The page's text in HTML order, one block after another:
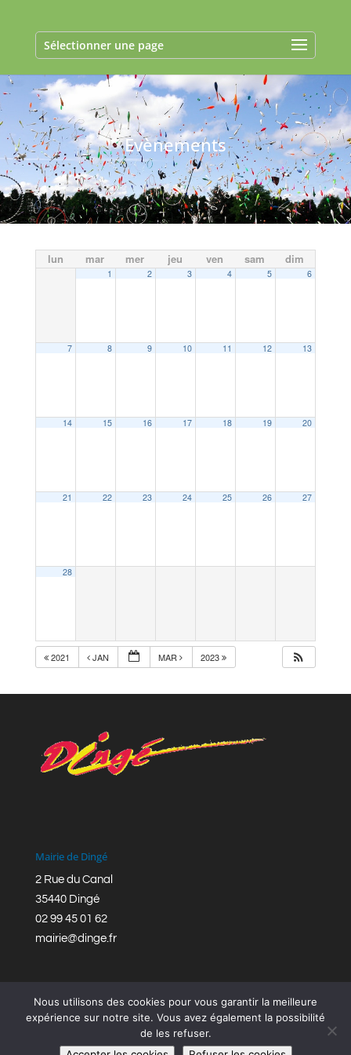
Sélectionner une page
Evènements
lun mar mer jeu ven sam dim
1 2 3 4 5 6
7 8 9 10 11 12 13
14 15 16 17 18 19 20
21 22 23 24 25 26 27
28
2021 JAN MAR 2023
Mairie de Dingé
2 Rue du Canal
35440 Dingé
02 99 45 01 62
mairie@dinge.fr
Réalisation © Mairie de Dingé,Bretagne Romantique
Nous utilisons des cookies pour vous garantir la meilleure
expérience sur notre site. Vous avez également la possibilité
de les refuser.